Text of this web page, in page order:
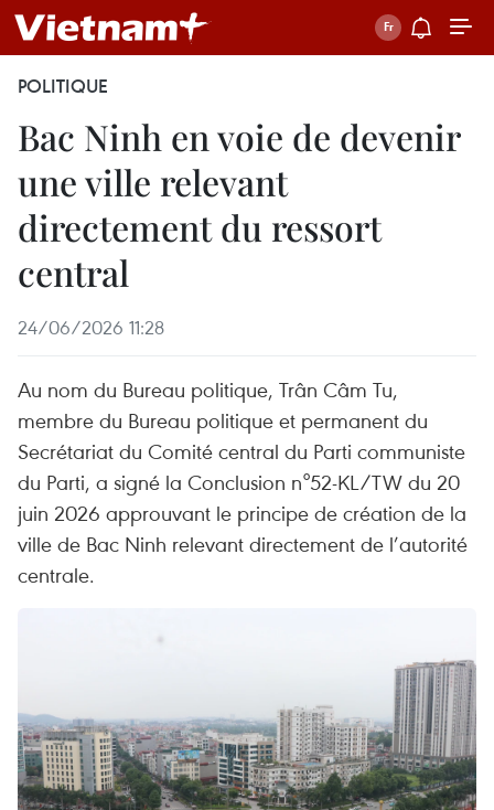
POLITIQUE
Bac Ninh en voie de devenir
une ville relevant
directement du ressort
central
24/06/2026 11:28
Au nom du Bureau politique, Trân Câm Tu,
membre du Bureau politique et permanent du
Secrétariat du Comité central du Parti communiste
du Parti, a signé la Conclusion n°52-KL/TW du 20
juin 2026 approuvant le principe de création de la
ville de Bac Ninh relevant directement de l’autorité
centrale.